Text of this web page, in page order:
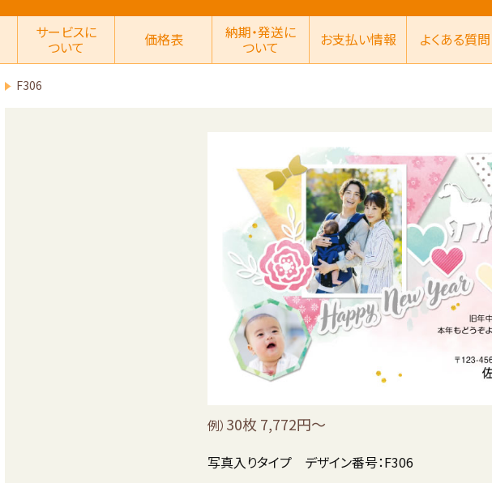
サービスに
ついて 価格表 納期・発送に
ついて お支払い情報 よくある質問
F306
例） 30枚 7,772円～
写真入りタイプ デザイン番号：F306